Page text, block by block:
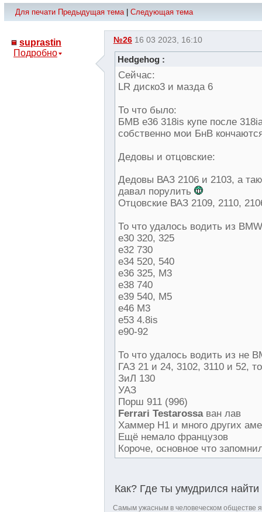
Для печати Предыдущая тема| Следующая тема
suprastin
Подробно
№26 16 03 2023, 16:10
Hedgehog :
Сейчас:
LR диско3 и мазда 6
То что было:
БМВ e36 318is купе после
собственно мои БнВ
Дедовы и отцовские:
Дедовы ВАЗ 2106 и 2103, а
давал порулить
Отцовские ВАЗ 2109, 2110,
То что удалось водить из
e30 320, 325
e32 730
e34 520, 540
e36 325, M3
e38 740
e39 540, M5
e46 M3
e53 4.8is
e90-92
То что удалось водить из не
ГАЗ 21 и 24, 3102, 3110 и 52,
ЗиЛ 130
УАЗ
Порш 911 (996)
Ferrari Testarossaван лав
Хаммер H1 и много других
Ещё немало французов
Короче, основное что
Как? Где ты умудрился найти
Самым ужасным в человеческом обществе